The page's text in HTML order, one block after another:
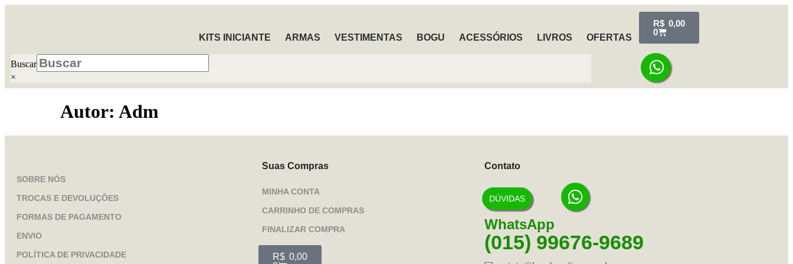
KITS INICIANTE ARMAS VESTIMENTAS BOGU ACESSÓRIOS LIVROS OFERTAS
R$ 0,00
0
Buscar
×
Autor: Adm
SOBRE NÓS
TROCAS E DEVOLUÇÕES
FORMAS DE PAGAMENTO
ENVIO
POLÍTICA DE PRIVACIDADE
Suas Compras
MINHA CONTA
CARRINHO DE COMPRAS
FINALIZAR COMPRA
R$ 0,00
Contato
DÚVIDAS
WhatsApp
(015) 99676-9689